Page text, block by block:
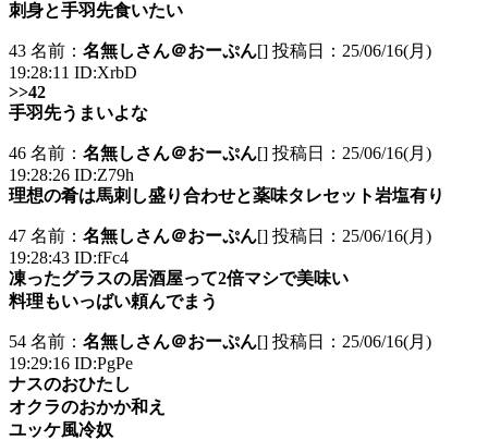
刺身と手羽先食いたい
43 名前： 名無しさん＠おーぷん[] 投稿日：25/06/16(月)
19:28:11 ID:XrbD
>>42
手羽先うまいよな
46 名前： 名無しさん＠おーぷん[] 投稿日：25/06/16(月)
19:28:26 ID:Z79h
理想の肴は馬刺し盛り合わせと薬味タレセット岩塩有り
47 名前： 名無しさん＠おーぷん[] 投稿日：25/06/16(月)
19:28:43 ID:fFc4
凍ったグラスの居酒屋って2倍マシで美味い
料理もいっばい頼んでまう
54 名前： 名無しさん＠おーぷん[] 投稿日：25/06/16(月)
19:29:16 ID:PgPe
ナスのおひたし
オクラのおかか和え
ユッケ風冷奴